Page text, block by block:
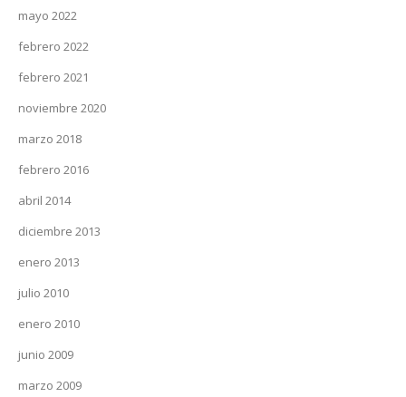
mayo 2022
febrero 2022
febrero 2021
noviembre 2020
marzo 2018
febrero 2016
abril 2014
diciembre 2013
enero 2013
julio 2010
enero 2010
junio 2009
marzo 2009